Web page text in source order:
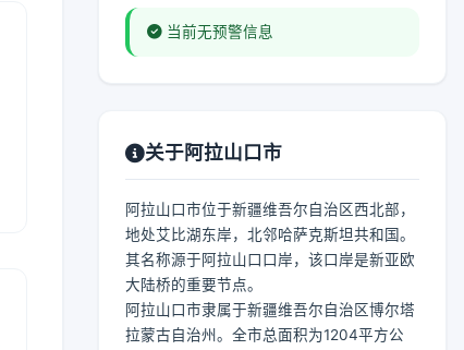
当前无预警信息
关于阿拉山口市
阿拉山口市位于新疆维吾尔自治区西北部，
地处艾比湖东岸，北邻哈萨克斯坦共和国。
其名称源于阿拉山口口岸，该口岸是新亚欧
大陆桥的重要节点。
阿拉山口市隶属于新疆维吾尔自治区博尔塔
拉蒙古自治州。全市总面积为1204平方公